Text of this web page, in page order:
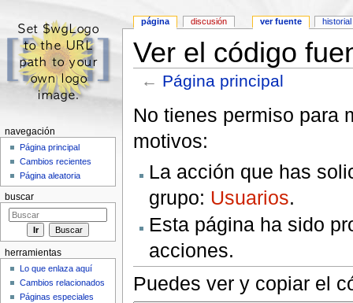
Ver el código
← Página principal
No tienes permiso para
motivos:
La acción que has
grupo: Usuarios.
Esta página ha sido
acciones.
Puedes ver y copiar el
página discusión ver fuente historial
navegación
Página principal
Cambios recientes
Página aleatoria
buscar
herramientas
Lo que enlaza aquí
Cambios relacionados
Páginas especiales